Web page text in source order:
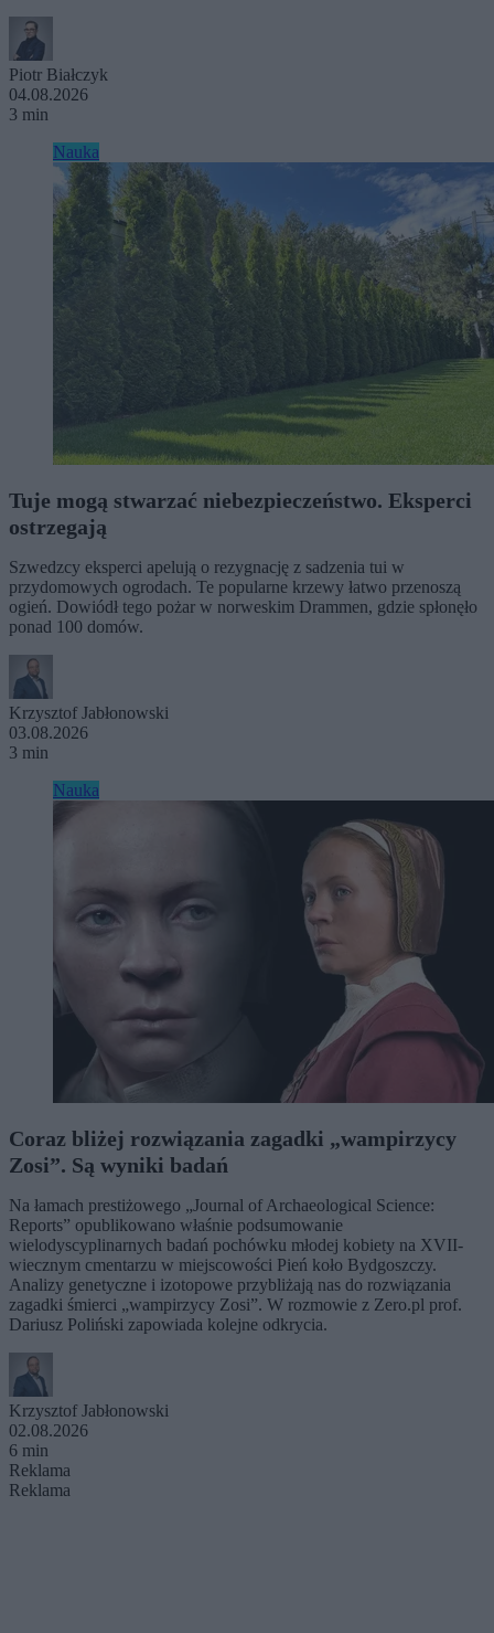
Piotr Białczyk
04.08.2026
3 min
Nauka
Tuje mogą stwarzać niebezpieczeństwo. Eksperci
ostrzegają
Szwedzcy eksperci apelują o rezygnację z sadzenia tui w
przydomowych ogrodach. Te popularne krzewy łatwo przenoszą
ogień. Dowiódł tego pożar w norweskim Drammen, gdzie spłonęło
ponad 100 domów.
Krzysztof Jabłonowski
03.08.2026
3 min
Nauka
Coraz bliżej rozwiązania zagadki „wampirzycy
Zosi”. Są wyniki badań
Na łamach prestiżowego „Journal of Archaeological Science:
Reports” opublikowano właśnie podsumowanie
wielodyscyplinarnych badań pochówku młodej kobiety na XVII-
wiecznym cmentarzu w miejscowości Pień koło Bydgoszczy.
Analizy genetyczne i izotopowe przybliżają nas do rozwiązania
zagadki śmierci „wampirzycy Zosi”. W rozmowie z Zero.pl prof.
Dariusz Poliński zapowiada kolejne odkrycia.
Krzysztof Jabłonowski
02.08.2026
6 min
Reklama
Reklama